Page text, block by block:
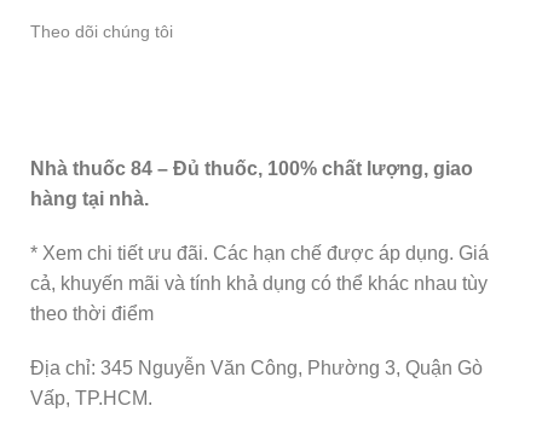
Theo dõi chúng tôi
Nhà thuốc 84 – Đủ thuốc, 100% chất lượng, giao
hàng tại nhà.
* Xem chi tiết ưu đãi. Các hạn chế được áp dụng. Giá
cả, khuyến mãi và tính khả dụng có thể khác nhau tùy
theo thời điểm
Địa chỉ: 345 Nguyễn Văn Công, Phường 3, Quận Gò
Vấp, TP.HCM.